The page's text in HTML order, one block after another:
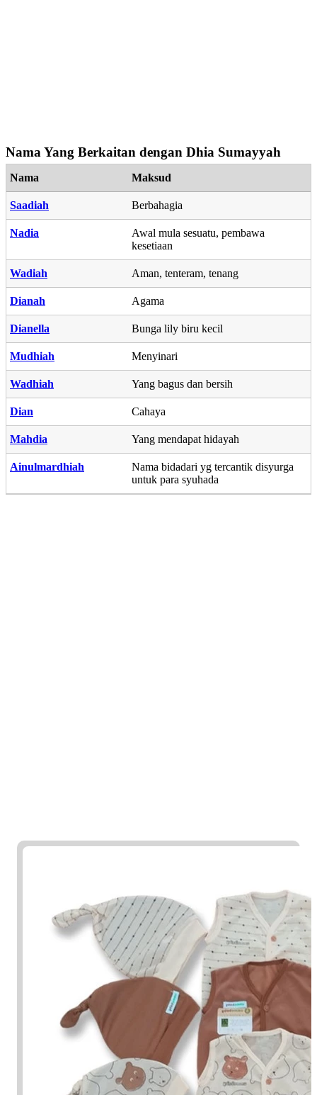
Nama Yang Berkaitan dengan Dhia Sumayyah
Nama Maksud
Saadiah Berbahagia
Nadia
Awal mula sesuatu, pembawa
kesetiaan
Wadiah Aman, tenteram, tenang
Dianah Agama
Dianella Bunga lily biru kecil
Mudhiah Menyinari
Wadhiah Yang bagus dan bersih
Dian Cahaya
Mahdia Yang mendapat hidayah
Ainulmardhiah
Nama bidadari yg tercantik disyurga
untuk para syuhada